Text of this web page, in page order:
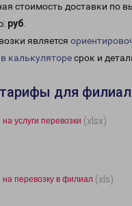
стоимость доставки по
руб.
является
калькуляторесрок и
для
услуги перевозки (xlsx)
перевозку в филиал (xls)